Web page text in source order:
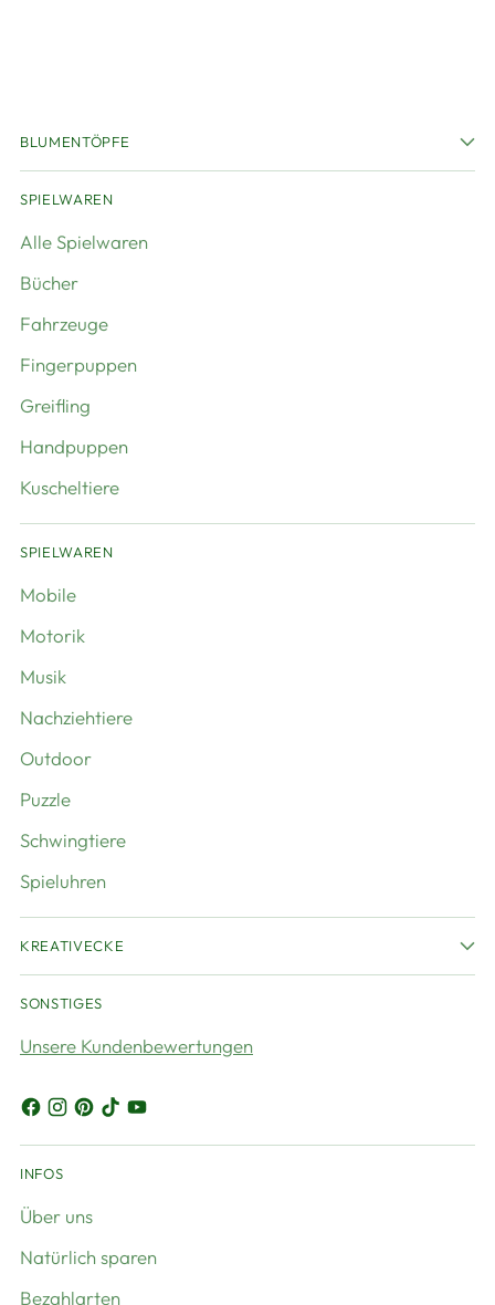
BLUMENTÖPFE
SPIELWAREN
Alle Spielwaren
Bücher
Fahrzeuge
Fingerpuppen
Greifling
Handpuppen
Kuscheltiere
SPIELWAREN
Mobile
Motorik
Musik
Nachziehtiere
Outdoor
Puzzle
Schwingtiere
Spieluhren
KREATIVECKE
SONSTIGES
Unsere Kundenbewertungen
INFOS
Über uns
Natürlich sparen
Bezahlarten